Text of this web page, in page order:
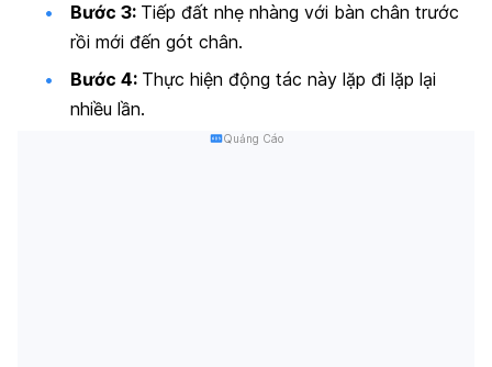
Bước 3: Tiếp đất nhẹ nhàng với bàn chân trước
rồi mới đến gót chân.
Bước 4: Thực hiện động tác này lặp đi lặp lại
nhiều lần.
Quảng Cáo